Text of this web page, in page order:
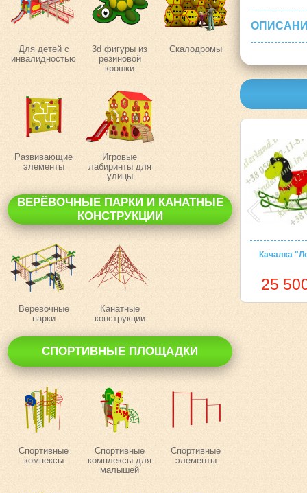
Для детей с
инвалидностью
3d фигуры из
резиновой
крошки
Скалодромы
Развивающие
элементы
Игровые
лабиринты для
улицы
ВЕРЁВОЧНЫЕ ПАРКИ И КАНАТНЫЕ
КОНСТРУКЦИИ
Верёвочные
парки
Канатные
конструкции
СПОРТИВНЫЕ ПЛОЩАДКИ
Спортивные
компексы
Спортивные
комплексы для
малышей
Спортивные
элементы
Качалка
25